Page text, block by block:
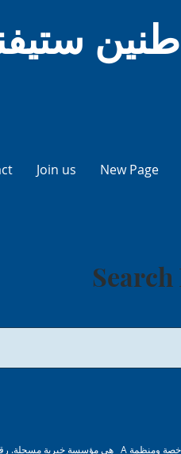
Join us New Page